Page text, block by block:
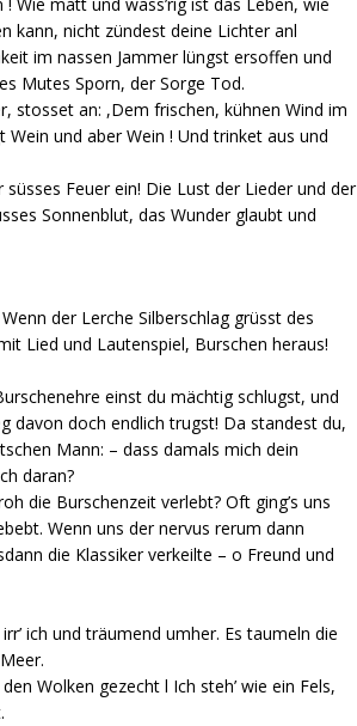
kann, nicht zündest deine Lichter anl
im nassen Jammer lüngst ersoffen und
Mutes Sporn, der Sorge Tod.
stosset an: ,Dem frischen, kühnen Wind im
Wein und aber Wein ! Und trinket aus und
Feuer ein! Die Lust der Lieder und der
Sonnenblut, das Wunder glaubt und
der Lerche Silberschlag grüsst des
Lied und Lautenspiel, Burschen heraus!
einst du mächtig schlugst, und
davon doch endlich trugst! Da standest du,
Mann: – dass damals mich dein
daran?
die Burschenzeit verlebt? Oft ging’s uns
Wenn uns der nervus rerum dann
die Klassiker verkeilte – o Freund und
ich und träumend umher. Es taumeln die
Wolken gezecht l Ich steh’ wie ein Fels,